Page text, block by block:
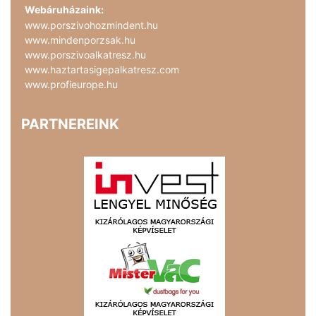
Webáruházaink:
www.porszivohozmindent.hu
www.mindenporzsak.hu
www.porszivoalkatresz.hu
www.haztartasigepalkatresz.com
www.profieurope.hu
PARTNEREINK